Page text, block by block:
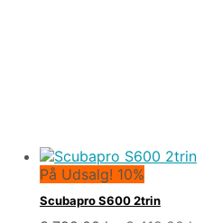
På Udsalg! 10%
Scubapro S600 2trin